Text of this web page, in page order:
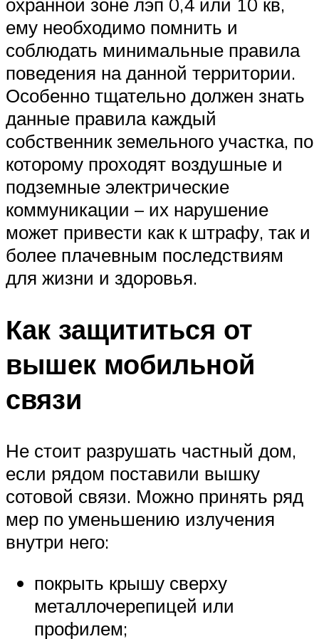
ему необходимо помнить и
соблюдать минимальные правила
поведения на данной территории.
Особенно тщательно должен знать
данные правила каждый
собственник земельного участка, по
которому проходят воздушные и
подземные электрические
коммуникации – их нарушение
может привести как к штрафу, так и
более плачевным последствиям
для жизни и здоровья.
Как защититься от
вышек мобильной
связи
Не стоит разрушать частный дом,
если рядом поставили вышку
сотовой связи. Можно принять ряд
мер по уменьшению излучения
внутри него:
покрыть крышу сверху
металлочерепицей или
профилем;